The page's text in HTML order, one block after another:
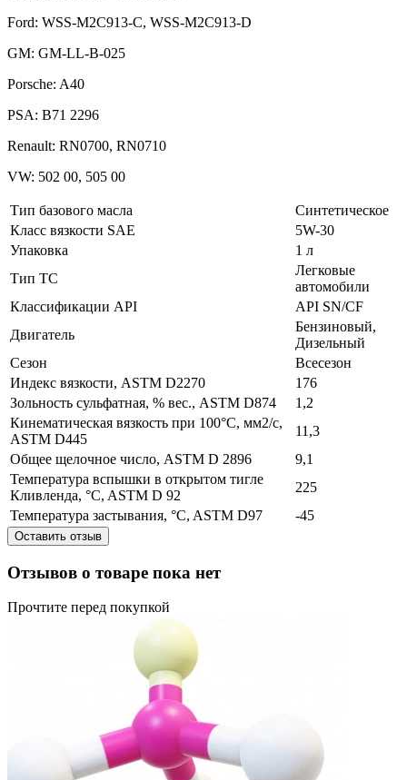
Ford: WSS-M2C913-C, WSS-M2C913-D
GM: GM-LL-B-025
Porsche: A40
PSA: B71 2296
Renault: RN0700, RN0710
VW: 502 00, 505 00
Тип базового масла
Синтетическое
Класс вязкости SAE
5W-30
Упаковка
1 л
Тип ТС
Легковые
автомобили
Классификации API
API SN/CF
Двигатель
Бензиновый,
Дизельный
Сезон
Всесезон
Индекс вязкости, ASTM D2270
176
Зольность сульфатная, % вес., ASTM D874
1,2
Кинематическая вязкость при 100°C, мм2/с,
ASTM D445
11,3
Общее щелочное число, ASTM D 2896
9,1
Температура вспышки в открытом тигле
Кливленда, °C, ASTM D 92
225
Температура застывания, °C, ASTM D97
-45
Оставить отзыв
Отзывов о товаре пока нет
Прочтите перед покупкой